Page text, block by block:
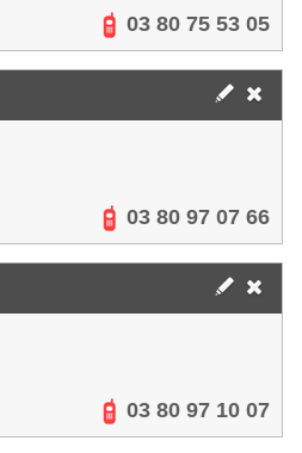
03 80 75 53 05
03 80 97 07 66
03 80 97 10 07